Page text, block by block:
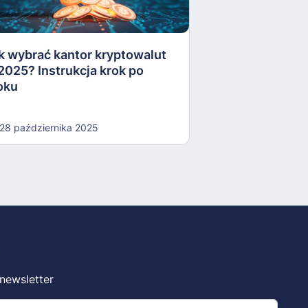
wybrać kantor kryptowalut
Instrukcja krok po
28 października 2025